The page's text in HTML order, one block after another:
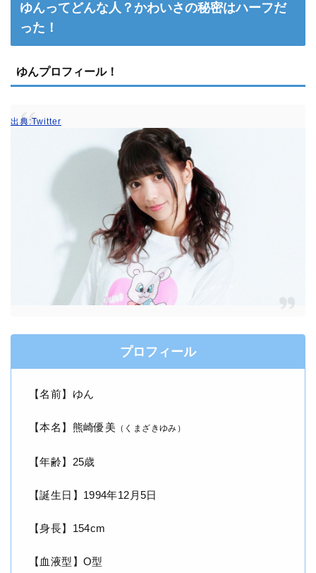
ゆんってどんな人？かわいさの秘密はハーフだ
った！
ゆんプロフィール！
出典:Twitter
プロフィール
【名前】ゆん
【本名】熊崎優美 （くまざきゆみ）
【年齢】25歳
【誕生日】1994年12月5日
【身長】154cm
【血液型】O型